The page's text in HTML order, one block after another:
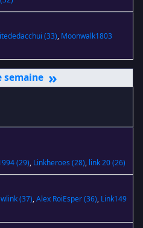
(33), Moonwalk1803
»
(29), Linkheroes (28), link 20(26)
(37),Alex RoiEsper(36), Link149